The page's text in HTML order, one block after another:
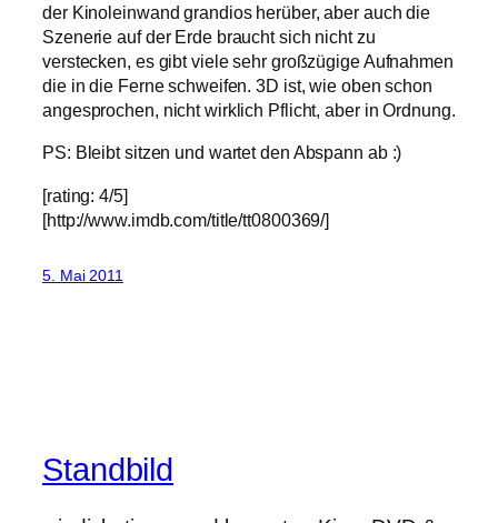
der Kinoleinwand grandios herüber, aber auch die
Szenerie auf der Erde braucht sich nicht zu
verstecken, es gibt viele sehr großzügige Aufnahmen
die in die Ferne schweifen. 3D ist, wie oben schon
angesprochen, nicht wirklich Pflicht, aber in Ordnung.
PS: Bleibt sitzen und wartet den Abspann ab :)
[rating: 4/5]
[http://www.imdb.com/title/tt0800369/]
5. Mai 2011
Standbild